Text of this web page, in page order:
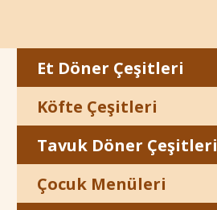
Et Döner Çeşitleri
Köfte Çeşitleri
Tavuk Döner Çeşitleri
Çocuk Menüleri